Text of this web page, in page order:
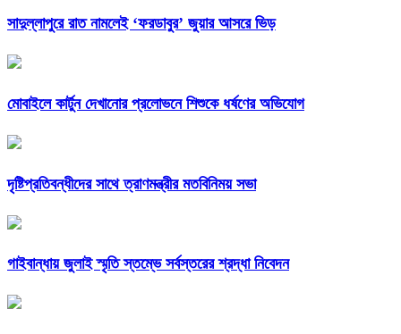
সাদুল্লাপুরে রাত নামলেই ‘ফরডাবুর’ জুয়ার আসরে ভিড়
মোবাইলে কার্টুন দেখানোর প্রলোভনে শিশুকে ধর্ষণের অভিযোগ
দৃষ্টিপ্রতিবন্ধীদের সাথে ত্রাণমন্ত্রীর মতবিনিময় সভা
গাইবান্ধায় জুলাই স্মৃতি স্তম্ভে সর্বস্তরের শ্রদ্ধা নিবেদন